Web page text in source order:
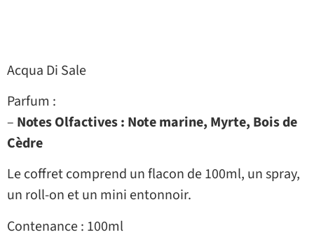
Acqua Di Sale
Parfum :
– Notes Olfactives : Note marine, Myrte, Bois de
Cèdre
Le coffret comprend un flacon de 100ml, un spray,
un roll-on et un mini entonnoir.
Contenance : 100ml